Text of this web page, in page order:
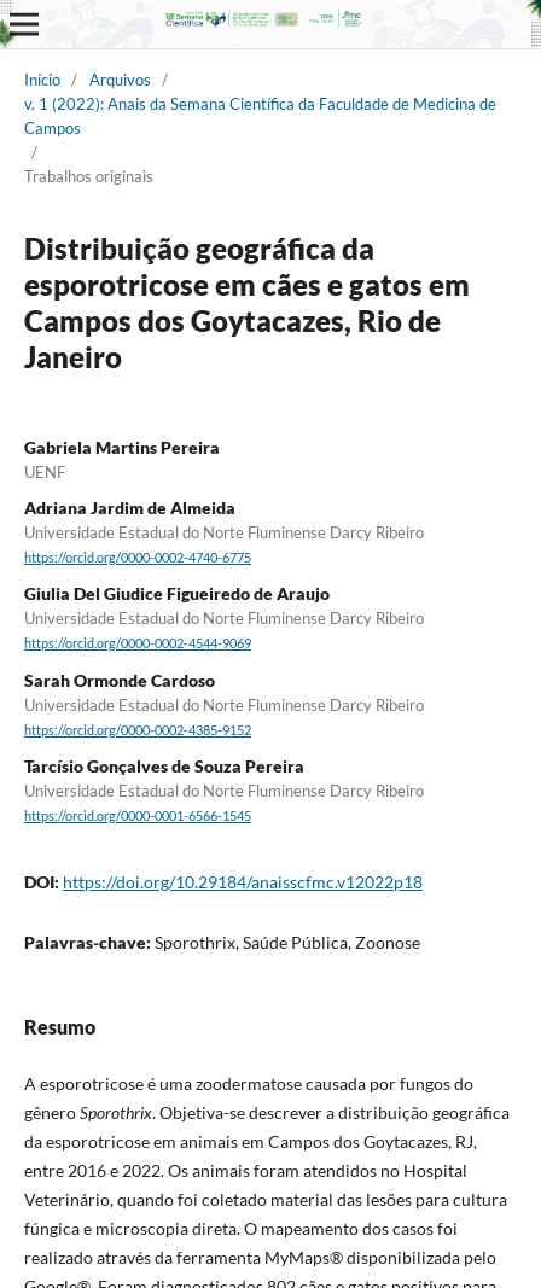
Início / Arquivos
/
v. 1 (2022): Anais da Semana Científica da Faculdade de Medicina de
Campos
/
Trabalhos originais
Distribuição geográfica da
esporotricose em cães e gatos em
Campos dos Goytacazes, Rio de
Janeiro
Gabriela Martins Pereira
UENF
Adriana Jardim de Almeida
Universidade Estadual do Norte Fluminense Darcy Ribeiro
https://orcid.org/0000-0002-4740-6775
Giulia Del Giudice Figueiredo de Araujo
Universidade Estadual do Norte Fluminense Darcy Ribeiro
https://orcid.org/0000-0002-4544-9069
Sarah Ormonde Cardoso
Universidade Estadual do Norte Fluminense Darcy Ribeiro
https://orcid.org/0000-0002-4385-9152
Tarcísio Gonçalves de Souza Pereira
Universidade Estadual do Norte Fluminense Darcy Ribeiro
https://orcid.org/0000-0001-6566-1545
DOI: https://doi.org/10.29184/anaisscfmc.v12022p18
Palavras-chave: Sporothrix, Saúde Pública, Zoonose
Resumo
A esporotricose é uma zoodermatose causada por fungos do
gêneroSporothrix. Objetiva-se descrever a distribuição geográfica
da esporotricose em animais em Campos dos Goytacazes, RJ,
entre 2016 e 2022. Os animais foram atendidos no Hospital
Veterinário, quando foi coletado material das lesões para cultura
fúngica e microscopia direta. O mapeamento dos casos foi
realizado através da ferramenta MyMaps® disponibilizada pelo